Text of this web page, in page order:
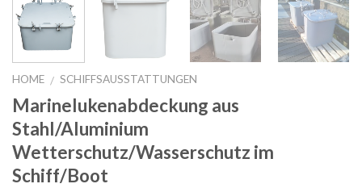
HOME / SCHIFFSAUSSTATTUNGEN
Marinelukenabdeckung aus
Stahl/Aluminium
Wetterschutz/Wasserschutz im
Schiff/Boot